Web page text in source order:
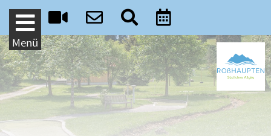
Weiter zum Inhalt
Menü